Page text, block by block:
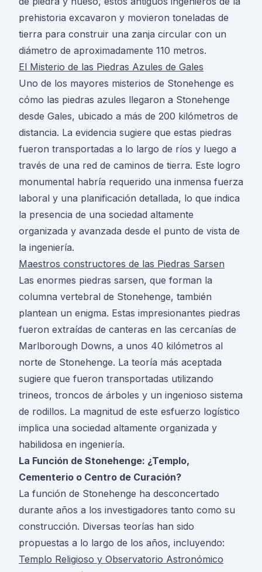
prehistoria excavaron y movieron toneladas de
tierra para construir una zanja circular con un
diámetro de aproximadamente 110 metros.
El Misterio de las Piedras Azules de Gales
Uno de los mayores misterios de Stonehenge es
cómo las piedras azules llegaron a Stonehenge
desde Gales, ubicado a más de 200 kilómetros de
distancia. La evidencia sugiere que estas piedras
fueron transportadas a lo largo de ríos y luego a
través de una red de caminos de tierra. Este logro
monumental habría requerido una inmensa fuerza
laboral y una planificación detallada, lo que indica
la presencia de una sociedad altamente
organizada y avanzada desde el punto de vista de
la ingeniería.
Maestros constructores de las Piedras Sarsen
Las enormes piedras sarsen, que forman la
columna vertebral de Stonehenge, también
plantean un enigma. Estas impresionantes piedras
fueron extraídas de canteras en las cercanías de
Marlborough Downs, a unos 40 kilómetros al
norte de Stonehenge. La teoría más aceptada
sugiere que fueron transportadas utilizando
trineos, troncos de árboles y un ingenioso sistema
de rodillos. La magnitud de este esfuerzo logístico
implica una sociedad altamente organizada y
habilidosa en ingeniería.
La Función de Stonehenge: ¿Templo,
Cementerio o Centro de Curación?
La función de Stonehenge ha desconcertado
durante años a los investigadores tanto como su
construcción. Diversas teorías han sido
propuestas a lo largo de los años, incluyendo:
Templo Religioso y Observatorio Astronómico